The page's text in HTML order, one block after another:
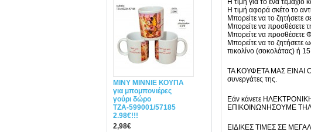
MINY ΜΙΝΝΙΕ ΚΟΥΠΑ
για μπομπονιέρες
γούρι δώρο
ΤΖΑ-599001/57185
2.98€!!!
2,98€
Η τιμή για το ένα
Η τιμή αφορά σκέτο το
Μπορείτε να το ζητήσετε
Μπορείτε να
Μπορείτε να
Μπορείτε να το ζητήσετε
πικολίνο (σοκολάτας) ή
ΤΑ ΚΟΥΦΕΤΑ ΜΑΣ ΕΙΝΑΙ
συνεργάτες της.
Εάν κάνετε
ΕΠΙΚΟΙΝΩΝΗΣΟΥΜΕ
EIΔΙΚΕΣ ΤΙΜΕΣ ΣΕ